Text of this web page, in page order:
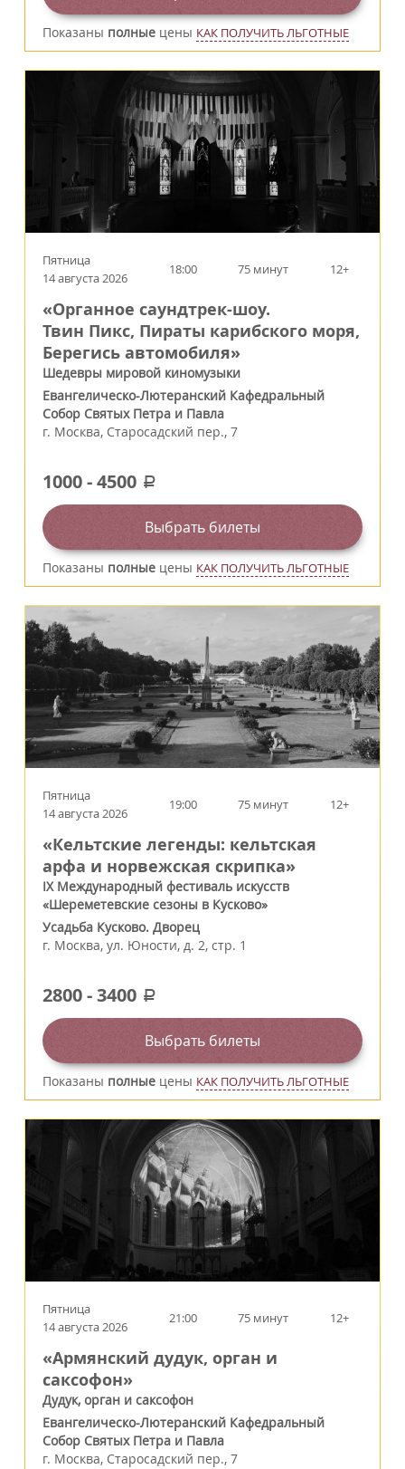
Показаны полные цены КАК ПОЛУЧИТЬ ЛЬГОТНЫЕ
Пятница
14 августа 2026
18:00 75 минут 12+
«Органное саундтрек-шоу.
Твин Пикс, Пираты карибского моря,
Берегись автомобиля»
Шедевры мировой киномузыки
Евангелическо-Лютеранский Кафедральный
Собор Святых Петра и Павла
г. Москва, Старосадский пер., 7
1000-4500 a
Выбрать билеты
Показаны полные цены КАК ПОЛУЧИТЬ ЛЬГОТНЫЕ
Пятница
14 августа 2026
19:00 75 минут 12+
«Кельтские легенды: кельтская
арфа и норвежская скрипка»
IX Международный фестиваль искусств
«Шереметевские сезоны в Кусково»
Усадьба Кусково. Дворец
г. Москва, ул. Юности, д. 2, стр. 1
2800-3400 a
Выбрать билеты
Показаны полные цены КАК ПОЛУЧИТЬ ЛЬГОТНЫЕ
Пятница
14 августа 2026
21:00 75 минут 12+
«Армянский дудук, орган и
саксофон»
Дудук, орган и саксофон
Евангелическо-Лютеранский Кафедральный
Собор Святых Петра и Павла
г. Москва, Старосадский пер., 7